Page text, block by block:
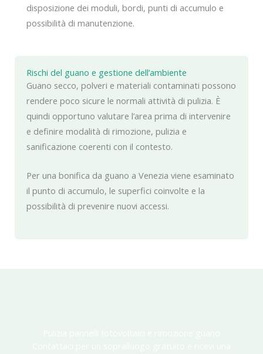
Rischi del guano e gestione dell’ambiente
Guano secco, polveri e materiali contaminati possono
rendere poco sicure le normali attività di pulizia. È
quindi opportuno valutare l’area prima di intervenire
e definire modalità di rimozione, pulizia e
sanificazione coerenti con il contesto.
Per una bonifica da guano a Venezia viene esaminato
il punto di accumulo, le superfici coinvolte e la
possibilità di prevenire nuovi accessi.
disposizione dei moduli, bordi, punti di accumulo e
possibilità di manutenzione.